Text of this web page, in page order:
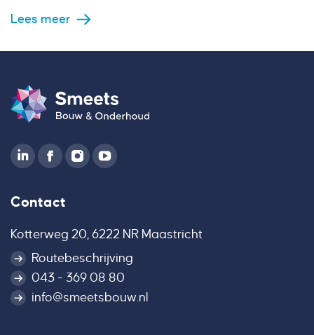
Lees meer
Contact
Kotterweg 20, 6222 NR Maastricht
Routebeschrijving
043 - 369 08 80
info@smeetsbouw.nl